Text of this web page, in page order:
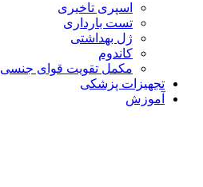
اسپری تاخیری
تست بارداری
ژل بهداشتی
کاندوم
مکمل تقویت قوای جنسی
تجهیزات پزشکی
آموزش